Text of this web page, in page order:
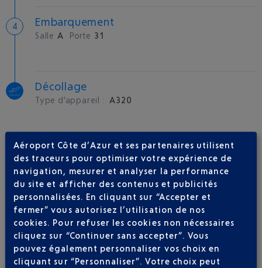
Embarquement
Salle A Porte 31
Décollage
Type d'appareil : A320
COMPAGNIE(S) AÉRIENNE(S)
IBERIA 0 825 800 965
Aéroport Côte d’Azur et ses partenaires utilisent
des traceurs pour optimiser votre expérience de
navigation, mesurer et analyser la performance
du site et afficher des contenus et publicités
personnalisées. En cliquant sur “Accepter et
fermer” vous autorisez l’utilisation de nos
cookies. Pour refuser les cookies non nécessaires
cliquez sur “Continuer sans accepter”. Vous
pouvez également personnaliser vos choix en
cliquant sur “Personnaliser”. Votre choix peut